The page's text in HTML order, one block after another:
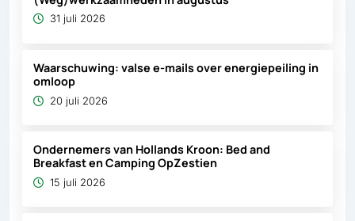
31 juli 2026
Waarschuwing: valse e-mails over energiepeiling in
omloop
20 juli 2026
Ondernemers van Hollands Kroon: Bed and
Breakfast en Camping OpZestien
15 juli 2026